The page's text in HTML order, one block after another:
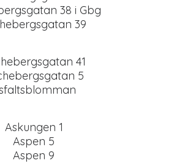
38 i Gbg
39
41
5
Askungen 1
Aspen 5
Aspen 9